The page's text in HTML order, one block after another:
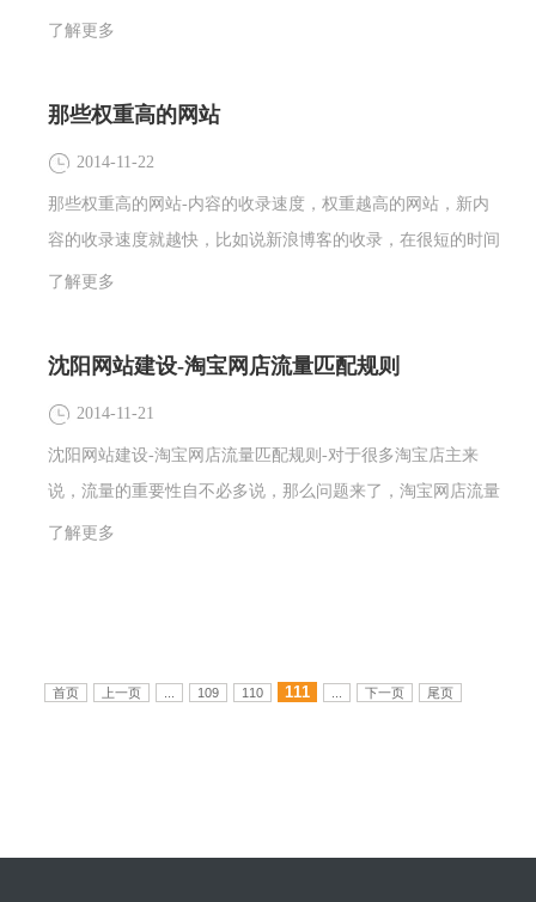
是工众平台的一种账号类型它是为用户提供信息和资讯的。
了解更多
那些权重高的网站
2014-11-22
那些权重高的网站-内容的收录速度，权重越高的网站，新内
容的收录速度就越快，比如说新浪博客的收录，在很短的时间
内就能收录，甚至有些内容是秒收的，而有些网站的内容要好
了解更多
沈阳网站建设-淘宝网店流量匹配规则
2014-11-21
沈阳网站建设-淘宝网店流量匹配规则-对于很多淘宝店主来
说，流量的重要性自不必多说，那么问题来了，淘宝网店流量
匹配规则是怎样的呢？别急沈阳网站建设来为您解答。
了解更多
首页 上一页 109 110 111 下一页 尾页